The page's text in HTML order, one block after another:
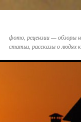
фото, рецензии — обзоры
статьи, рассказы о людях